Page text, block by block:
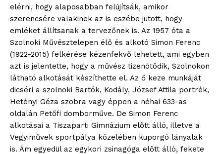
elérni, hogy alaposabban felújítsák, amikor
szerencsére valakinek az is eszébe jutott, hogy
emléket állítsanak a tervezőnek is. Az 1957 óta a
Szolnoki Művésztelepen élő és alkotó Simon Ferenc
(1922-2015) felkérése kézenfekvő lehetett, ami egyben
azt is jelentette, hogy a művész tizenötödik, Szolnokon
látható alkotását készíthette el. Az ő keze munkáját
dicséri a szolnoki Bartók, Kodály, József Attila portrék,
Hetényi Géza szobra vagy éppen a néhai 633-as
oldalán Petőfi domborműve. De Simon Ferenc
alkotásai a Tiszaparti Gimnázium előtt álló, illetve a
Vegyiművek sportpálya közelében kuporgó lányalak
is. Ám egyedül az egykori zsinagóga előtt álló, fekete